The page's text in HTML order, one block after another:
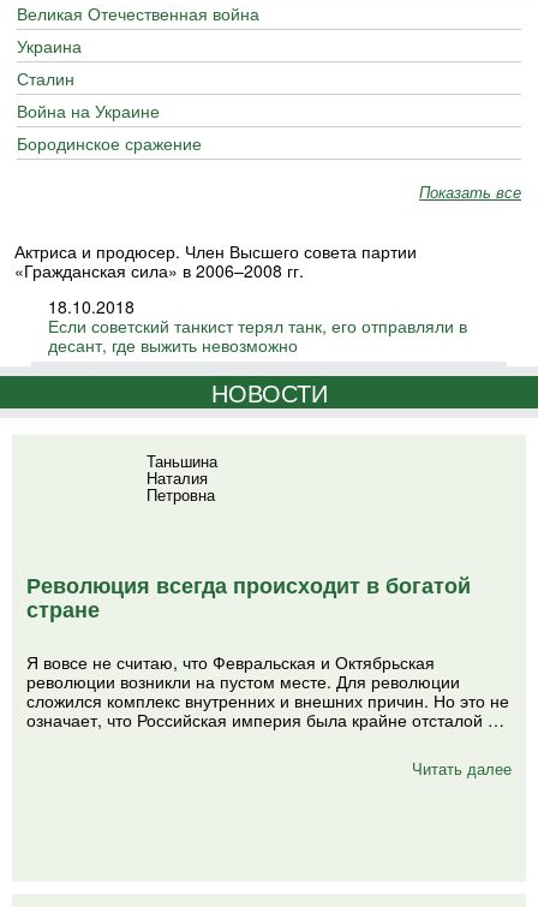
Великая Отечественная война
Украина
Сталин
Война на Украине
Бородинское сражение
Показать все
Актриса и продюсер. Член Высшего совета партии
«Гражданская сила» в 2006–2008 гг.
18.10.2018
Если советский танкист терял танк, его отправляли в
десант, где выжить невозможно
НОВОСТИ
Таньшина
Наталия
Петровна
Революция всегда происходит в богатой
стране
Я вовсе не считаю, что Февральская и Октябрьская
революции возникли на пустом месте. Для революции
сложился комплекс внутренних и внешних причин. Но это не
означает, что Российская империя была крайне отсталой …
Читать далее